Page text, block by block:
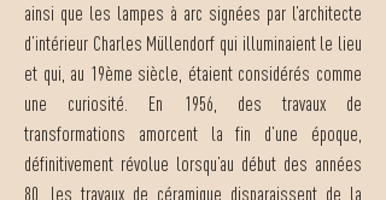
ainsi que les lampes à arc signées par l’architecte
d’intérieur Charles Müllendorf qui illuminaient le lieu
et qui, au 19ème siècle, étaient considérés comme
une curiosité. En 1956, des travaux de
transformations amorcent la fin d’une époque,
définitivement révolue lorsqu’au début des années
80, les travaux de céramique disparaissent de la